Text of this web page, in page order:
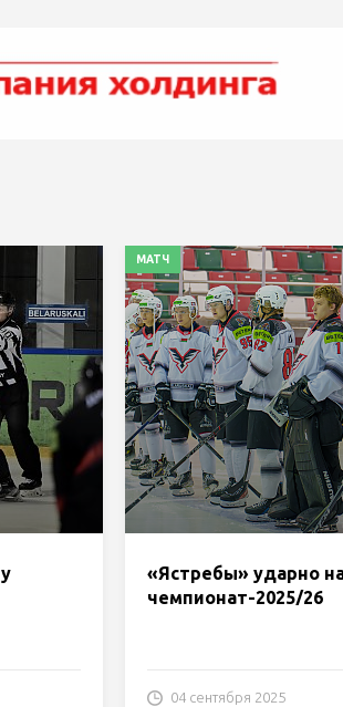
МАТЧ
«Ястребы» ударно
чемпионат-2025/26
04 сентября 2025